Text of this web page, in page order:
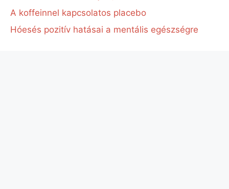
A koffeinnel kapcsolatos placebo
Hóesés pozitív hatásai a mentális egészségre